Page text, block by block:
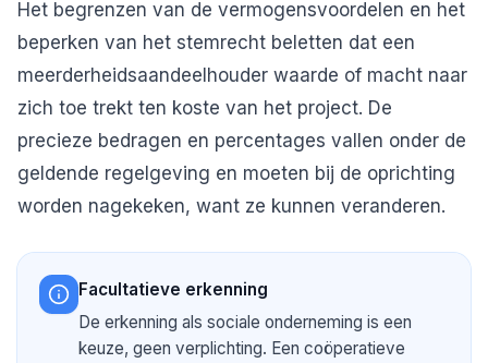
Het begrenzen van de vermogensvoordelen en het
beperken van het stemrecht beletten dat een
meerderheidsaandeelhouder waarde of macht naar
zich toe trekt ten koste van het project. De
precieze bedragen en percentages vallen onder de
geldende regelgeving en moeten bij de oprichting
worden nagekeken, want ze kunnen veranderen.
Facultatieve erkenning
De erkenning als sociale onderneming is een
keuze, geen verplichting. Een coöperatieve